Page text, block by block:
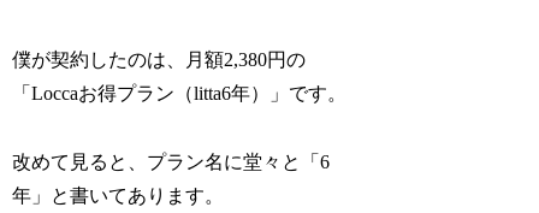
僕が契約したのは、月額2,380円の
「Loccaお得プラン（litta6年）」です。
改めて見ると、プラン名に堂々と「6
年」と書いてあります。